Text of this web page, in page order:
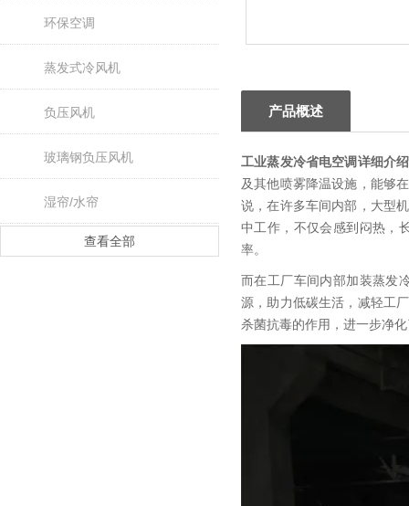
环保空调
蒸发式冷风机
负压风机
玻璃钢负压风机
湿帘/水帘
查看全部
产品概述
工业蒸发冷省电空调详细介
及其他喷雾降温设施，能够
说，在许多车间内部，大型
中工作，不仅会感到闷热，
率。
而在工厂车间内部加装蒸发
源，助力低碳生活，减轻工
杀菌抗毒的作用，进一步净